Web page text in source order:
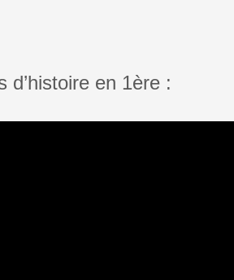
d’histoire en 1ère :